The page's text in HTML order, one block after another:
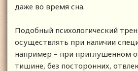
даже во время сна.
Подобный психологический
осуществлять при наличии
например – при приглушенном
тишине, без посторонних,